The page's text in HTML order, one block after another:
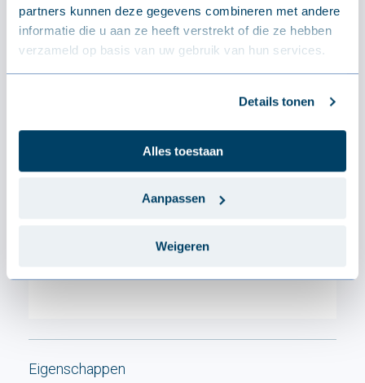
partners kunnen deze gegevens combineren met andere
informatie die u aan ze heeft verstrekt of die ze hebben
verzameld op basis van uw gebruik van hun services.
Details tonen
Alles toestaan
Aanpassen
Weigeren
Eigenschappen